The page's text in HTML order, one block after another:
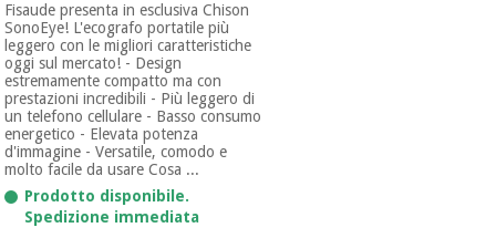
Fisaude presenta in esclusiva Chison
SonoEye! L'ecografo portatile più
leggero con le migliori caratteristiche
oggi sul mercato! - Design
estremamente compatto ma con
prestazioni incredibili - Più leggero di
un telefono cellulare - Basso consumo
energetico - Elevata potenza
d'immagine - Versatile, comodo e
molto facile da usare Cosa ...
Prodotto disponibile.
Spedizione immediata